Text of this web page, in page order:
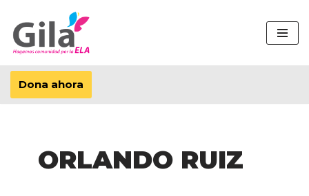
Saltar
al
contenido
Dona ahora
ORLANDO RUIZ